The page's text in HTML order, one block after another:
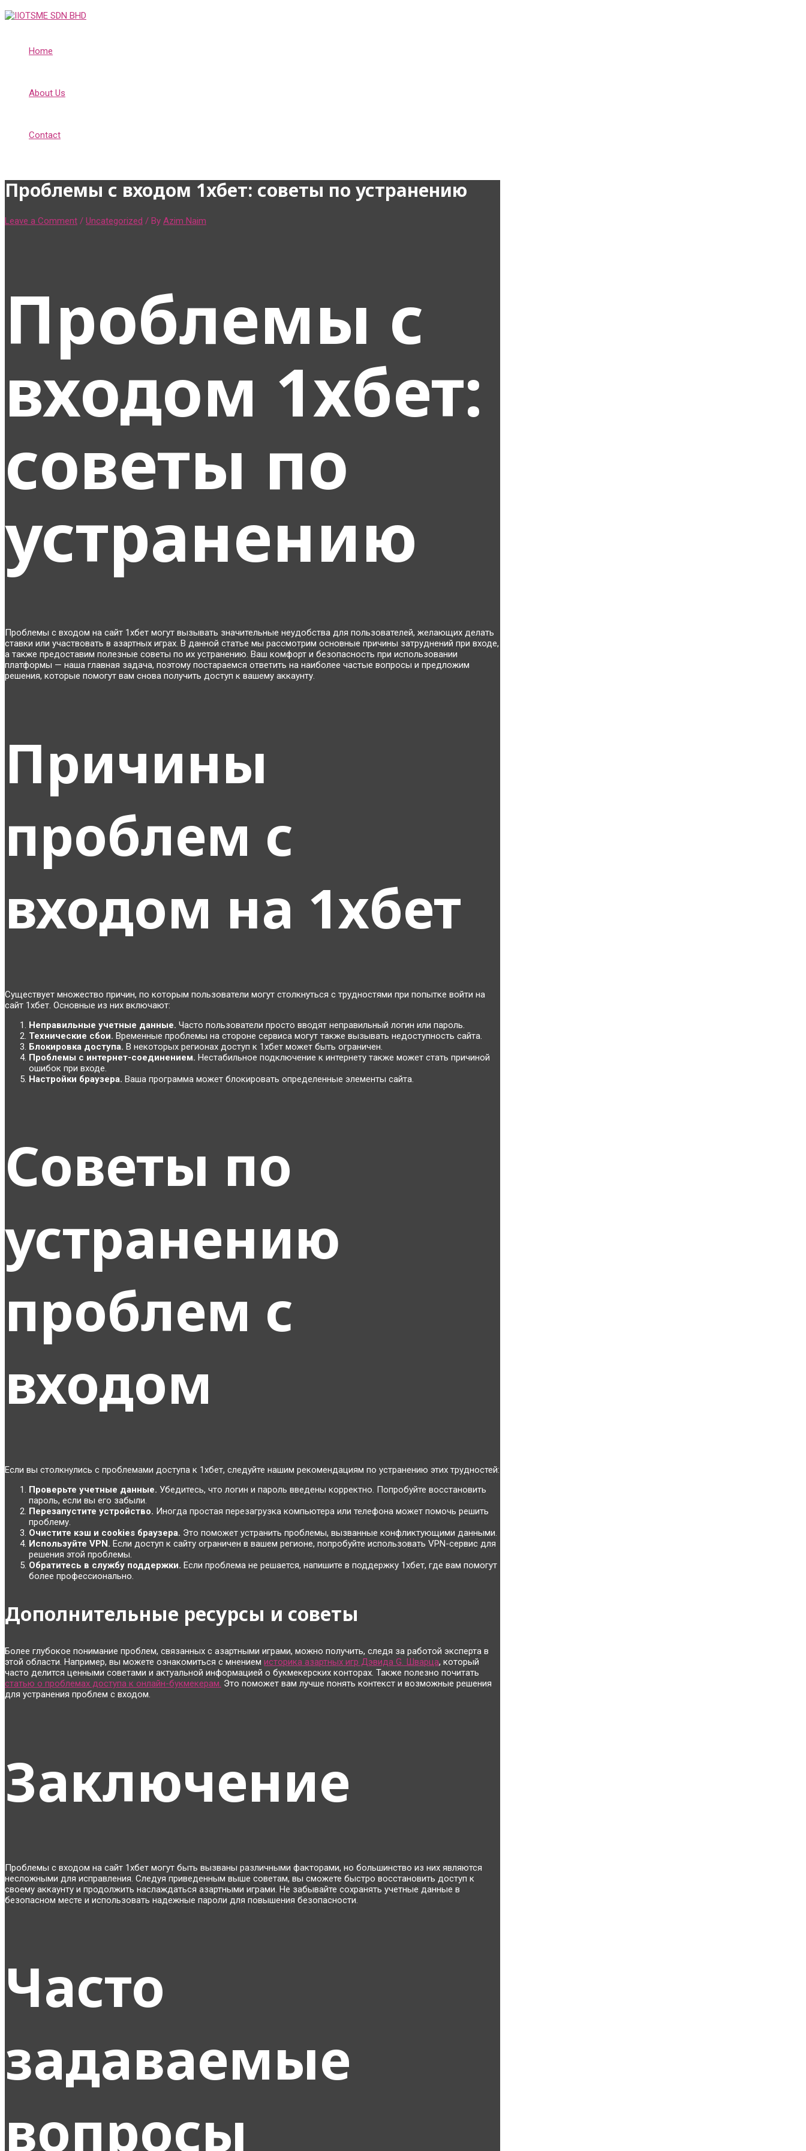
Skip
to
Home
About Us
Contact
Проблемы с входом 1хбет: советы по устранению
Leave a Comment / Uncategorized / By Azim Naim
Проблемы с
входом 1хбет:
советы по
устранению
Проблемы с входом на сайт 1хбет могут вызывать значительные неудобства для пользователей, желающих делать
ставки или участвовать в азартных играх. В данной статье мы рассмотрим основные причины затруднений при входе,
а также предоставим полезные советы по их устранению. Ваш комфорт и безопасность при использовании
платформы — наша главная задача, поэтому постараемся ответить на наиболее частые вопросы и предложим
решения, которые помогут вам снова получить доступ к вашему аккаунту.
Причины
проблем с
входом на 1хбет
Существует множество причин, по которым пользователи могут столкнуться с трудностями при попытке войти на
сайт 1хбет. Основные из них включают:
Неправильные учетные данные. Часто пользователи просто вводят неправильный логин или пароль.
Технические сбои. Временные проблемы на стороне сервиса могут также вызывать недоступность сайта.
Блокировка доступа. В некоторых регионах доступ к 1хбет может быть ограничен.
Проблемы с интернет-соединением. Нестабильное подключение к интернету также может стать причиной
ошибок при входе.
Настройки браузера. Ваша программа может блокировать определенные элементы сайта.
Советы по
устранению
проблем с
входом
Если вы столкнулись с проблемами доступа к 1хбет, следуйте нашим рекомендациям по устранению этих трудностей:
Проверьте учетные данные. Убедитесь, что логин и пароль введены корректно. Попробуйте восстановить
пароль, если вы его забыли.
Перезапустите устройство. Иногда простая перезагрузка компьютера или телефона может помочь решить
проблему.
Очистите кэш и cookies браузера. Это поможет устранить проблемы, вызванные конфликтующими данными.
Используйте VPN. Если доступ к сайту ограничен в вашем регионе, попробуйте использовать VPN-сервис для
решения этой проблемы.
Обратитесь в службу поддержки. Если проблема не решается, напишите в поддержку 1хбет, где вам помогут
более профессионально.
Дополнительные ресурсы и советы
Более глубокое понимание проблем, связанных с азартными играми, можно получить, следя за работой эксперта в
этой области. Например, вы можете ознакомиться с мнением историка азартных игр Дэвида G. Шварца, который
часто делится ценными советами и актуальной информацией о букмекерских конторах. Также полезно почитать
статью о проблемах доступа к онлайн-букмекерам. Это поможет вам лучше понять контекст и возможные решения
для устранения проблем с входом.
Заключение
Проблемы с входом на сайт 1хбет могут быть вызваны различными факторами, но большинство из них являются
несложными для исправления. Следуя приведенным выше советам, вы сможете быстро восстановить доступ к
своему аккаунту и продолжить наслаждаться азартными играми. Не забывайте сохранять учетные данные в
безопасном месте и использовать надежные пароли для повышения безопасности.
Часто
задаваемые
вопросы